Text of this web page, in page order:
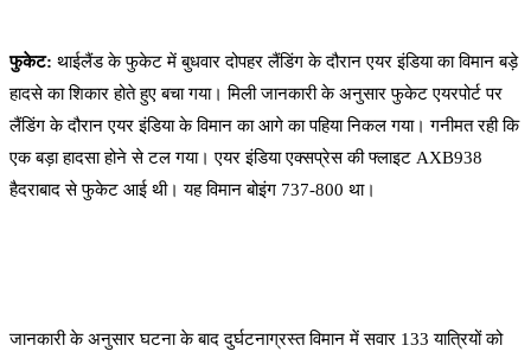
फुकेट: थाईलैंड के फुकेट में बुधवार दोपहर लैंडिंग के दौरान एयर इंडिया का विमान बड़े
हादसे का शिकार होते हुए बचा गया। मिली जानकारी के अनुसार फुकेट एयरपोर्ट पर
लैंडिंग के दौरान एयर इंडिया के विमान का आगे का पहिया निकल गया। गनीमत रही कि
एक बड़ा हादसा होने से टल गया। एयर इंडिया एक्सप्रेस की फ्लाइट AXB938
हैदराबाद से फुकेट आई थी। यह विमान बोइंग 737-800 था।
जानकारी के अनुसार घटना के बाद दुर्घटनाग्रस्त विमान में सवार 133 यात्रियों को